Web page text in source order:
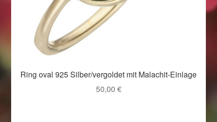
Ring oval 925 Silber/vergoldet mit Malachit-Einlage
50,00 €